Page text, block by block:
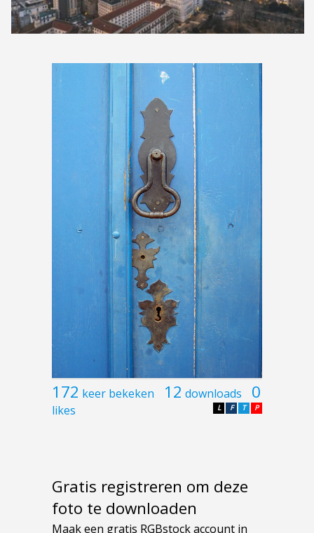
172 keer bekeken 12 downloads 0
likes P
T
F
L
Gratis registreren om deze
foto te downloaden